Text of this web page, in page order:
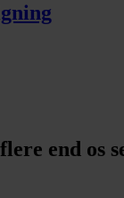
end os